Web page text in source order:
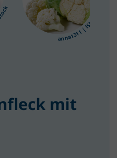
anna1311 | iStock
mit